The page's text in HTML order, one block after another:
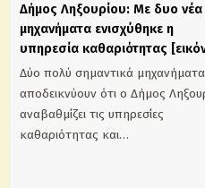
Δήμος Ληξουρίου: Με δυο νέα
μηχανήματα ενισχύθηκε η
υπηρεσία καθαριότητας
Δύο πολύ σημαντικά
αποδεικνύουν ότι ο Δήμος
αναβαθμίζει τις υπηρεσίες
καθαριότητας και…